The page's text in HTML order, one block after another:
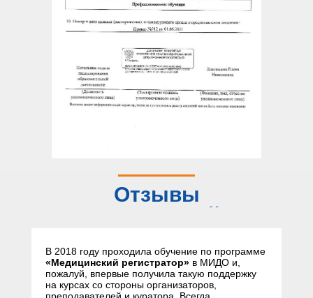
Отзывы
слушателей
В 2018 году проходила обучение по программе
«Медицинский регистратор» в МИДО и,
пожалуй, впервые получила такую поддержку
на курсах со стороны организаторов,